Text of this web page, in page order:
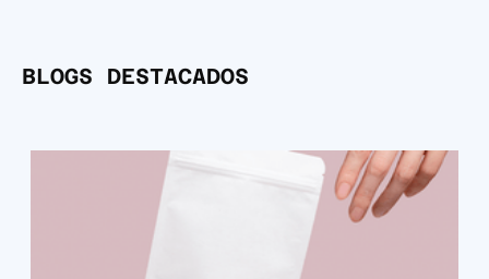
BLOGS DESTACADOS